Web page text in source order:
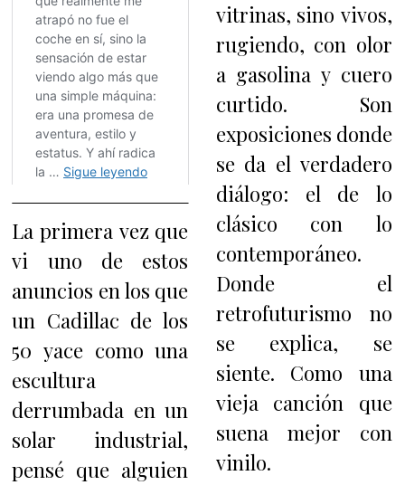
La primera vez que
vi uno de estos
anuncios en los que
un Cadillac de los
50 yace como una
escultura
derrumbada en un
solar industrial,
pensé que alguien
vitrinas, sino vivos,
rugiendo, con olor
a gasolina y cuero
curtido. Son
exposiciones donde
se da el verdadero
diálogo: el de lo
clásico con lo
contemporáneo.
Donde el
retrofuturismo no
se explica, se
siente. Como una
vieja canción que
suena mejor con
vinilo.